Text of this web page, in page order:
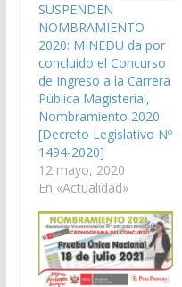
SUSPENDEN
NOMBRAMIENTO
2020: MINEDU da por
concluido el Concurso
de Ingreso a la Carrera
Pública Magisterial,
Nombramiento 2020
[Decreto Legislativo Nº
1494-2020]
12 mayo, 2020
En «Actualidad»